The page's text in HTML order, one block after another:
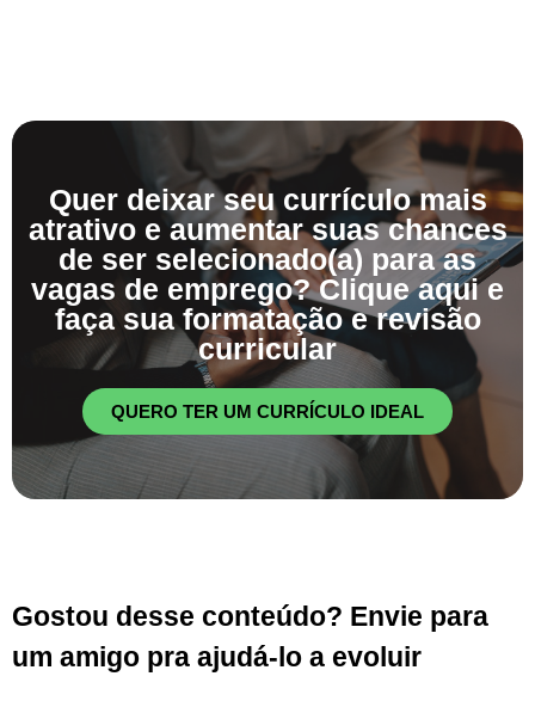
Quer deixar seu currículo mais
atrativo e aumentar suas chances
de ser selecionado(a) para as
vagas de emprego? Clique aqui e
faça sua formatação e revisão
curricular
QUERO TER UM CURRÍCULO IDEAL
Gostou desse conteúdo? Envie para
um amigo pra ajudá-lo a evoluir